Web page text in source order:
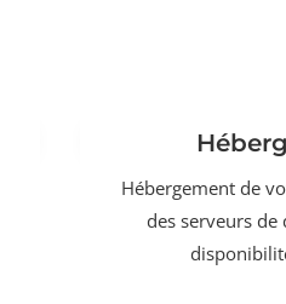
Hébergement de
des serveurs